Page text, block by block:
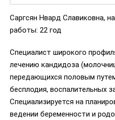
Саргсян Нвард Славиковна,
работы: 22 год
Специалист широкого
лечению кандидоза
передающихся половым
бесплодия, воспалительных
Специализируется на
ведении беременности и